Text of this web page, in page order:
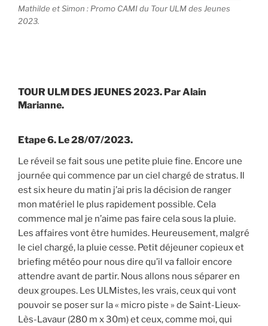
Mathilde et Simon : Promo CAMI du Tour ULM des Jeunes
2023.
TOUR ULM DES JEUNES 2023. Par Alain
Marianne.
Etape 6. Le 28/07/2023.
Le réveil se fait sous une petite pluie fine. Encore une
journée qui commence par un ciel chargé de stratus. Il
est six heure du matin j’ai pris la décision de ranger
mon matériel le plus rapidement possible. Cela
commence mal je n’aime pas faire cela sous la pluie.
Les affaires vont être humides. Heureusement, malgré
le ciel chargé, la pluie cesse. Petit déjeuner copieux et
briefing météo pour nous dire qu’il va falloir encore
attendre avant de partir. Nous allons nous séparer en
deux groupes. Les ULMistes, les vrais, ceux qui vont
pouvoir se poser sur la « micro piste » de Saint-Lieux-
Lès-Lavaur (280 m x 30m) et ceux, comme moi, qui